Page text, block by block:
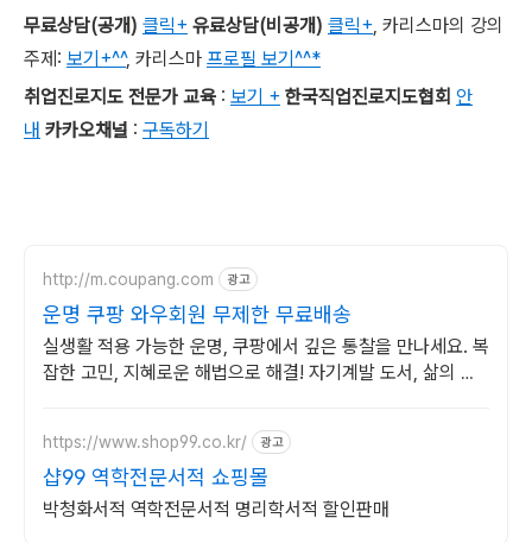
무료상담(공개) 클릭+ 유료상담(비공개) 클릭+, 카리스마의 강의
주제 : 보기+^^, 카리스마 프로필 보기^^*
취업진로지도 전문가 교육 : 보기 + 한국직업진로지도협회 안
내 카카오채널 : 구독하기
http://m.coupang.com 광고
운명 쿠팡 와우회원 무제한 무료배송
실생활 적용 가능한 운명, 쿠팡에서 깊은 통찰을 만나세요. 복
잡한 고민, 지혜로운 해법으로 해결! 자기계발 도서, 삶의 길
https://www.shop99.co.kr/ 광고
샵99 역학전문서적 쇼핑몰
박청화서적 역학전문서적 명리학서적 할인판매